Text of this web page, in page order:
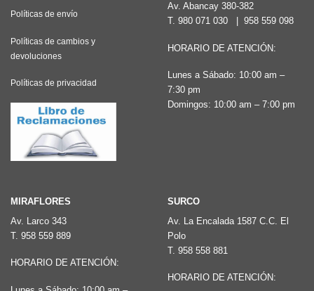
pueden
en
la
página
de
producto
Políticas de envío
Políticas de cambios y
devoluciones
Políticas de privacidad
Av. Abancay 380-382
T. 980 071 030 958 559 098
HORARIO DE ATENCIÓN:
Lunes a Sábado: 10:00 am –
7:30 pm
Domingos: 10:00 am – 7:00 pm
MIRAFLORES
Av. Larco 343
T. 958 559 889
HORARIO DE ATENCIÓN:
SURCO
Av. La Encalada 1587 C.C. El
Polo
T. 958 558 881
HORARIO DE ATENCIÓN: